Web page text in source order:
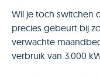
Wil je toch switchen
precies gebeurt bij
verwachte
verbruik van 3.000